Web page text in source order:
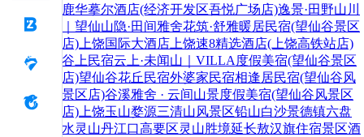
鹿华摹尔酒店(经济开发区吾悦广场店)逸景·田野山川
｜望仙山隐·田间雅舍花筑·舒雅暖居民宿(望仙谷景区
店) 上饶国际大酒店 上饶速8精选酒店(上饶高铁站店)
谷上民宿云上·未闻山｜VILLA度假美宿(望仙谷景区
店)望仙谷花丘民宿外婆家民宿相逢居民宿(望仙谷风
景区店)谷溪雅舍 · 云间山景度假美宿(望仙谷风景区
店) 上饶玉山婺源三清山风景区铅山白沙景德镇六盘
水灵山丹江口高要区灵山胜境延长敖汉旗住宿景区酒